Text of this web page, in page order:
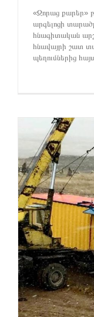
«Զորաց քարեր»
արգելոցի
հնագիտական
հնավայրի շատ
պեղումներից